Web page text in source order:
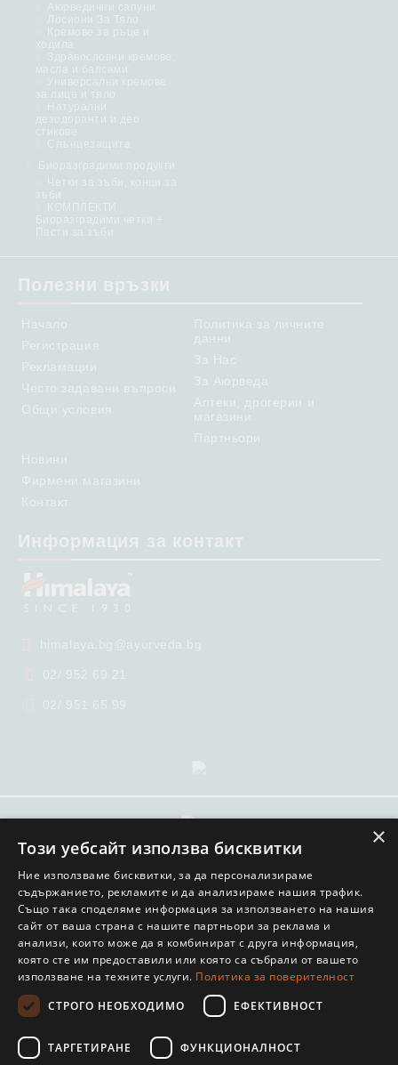
Аюрведични сапуни
Лосиони За Тяло
Кремове за ръце и
ходила
Здравословни кремове,
масла и балсами
Универсални кремове
за лице и тяло
Натурални
дезодоранти и део
стикове
Слънцезащита
Биоразградими продукти
Четки за зъби, конци за
зъби
КОМПЛЕКТИ
Биоразградими четки +
Пасти за зъби
Полезни връзки
Начало
Регистрация
Рекламации
Често задавани въпроси
Общи условия
Политика за личните
данни
За Нас
За Аюрведа
Аптеки, дрогерии и
магазини
Партньори
Новини
Фирмени магазини
Контакт
Информация за контакт
himalaya.bg@ayurveda.bg
02/ 952 69 21
02/ 951 65 99
Прочетете нашата политика
Моите лични данни
© COPYRIGHT 2022. ОНЛАЙН МАГАЗИН ОТ SELITON
×
Този уебсайт използва бисквитки
Ние използваме бисквитки, за да персонализираме
съдържанието, рекламите и да анализираме нашия трафик.
Също така споделяме информация за използването на нашия
сайт от ваша страна с нашите партньори за реклама и
анализи, които може да я комбинират с друга информация,
която сте им предоставили или която са събрали от вашето
използване на техните услуги. Политика за поверителност
СТРОГО НЕОБХОДИМО
ЕФЕКТИВНОСТ
ТАРГЕТИРАНЕ ФУНКЦИОНАЛНОСТ